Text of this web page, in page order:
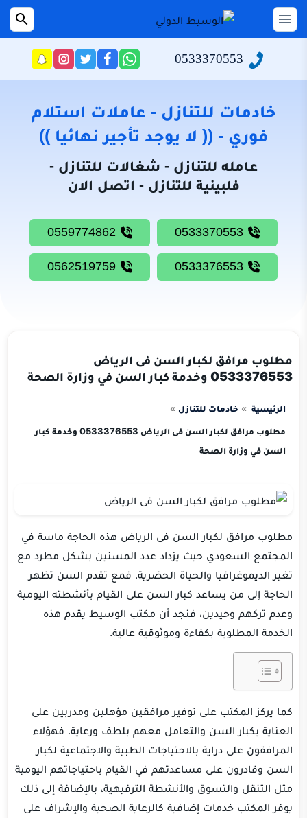
التجاوز
إلى
القائمة
الرئيسية
سياسة
الخصوصية
نحن
للتنازل
شغالات
للتنازل
بحث
0533370553
راسلنا
عبر
تابعنا
على
فيسبوك
تابعنا
على
تويتر
تابعنا
على
انستجرام
خادمات للتنازل - عاملات استلام
فوري - (( لا يوجد تأجير نهائيا ))
عامله للتنازل - شغالات للتنازل -
فلبينية للتنازل - اتصل الان
مطلوب مرافق لكبار السن فى الرياض
0533376553 وخدمة كبار السن في وزارة الصحة
الرئيسية خادمات للتنازل
مطلوب مرافق لكبار السن فى الرياض 0533376553 وخدمة كبار
السن في وزارة الصحة
مطلوب مرافق لكبار السن فى الرياض هذه الحاجة ماسة في
المجتمع السعودي حيث يزداد عدد المسنين بشكل مطرد مع
تغير الديموغرافيا والحياة الحضرية، فمع تقدم السن تظهر
الحاجة إلى من يساعد كبار السن على القيام بأنشطته اليومية
وعدم تركهم وحيدين، فنجد أن مكتب الوسيط يقدم هذه
الخدمة المطلوبة بكفاءة وموثوقية عالية.
كما يركز المكتب على توفير مرافقين مؤهلين ومدربين على
العناية بكبار السن والتعامل معهم بلطف ورعاية، فهؤلاء
المرافقون على دراية بالاحتياجات الطبية والاجتماعية لكبار
السن وقادرون على مساعدتهم في القيام باحتياجاتهم اليومية
مثل التنقل والتسوق والأنشطة الترفيهية، بالإضافة إلى ذلك
يوفر المكتب خدمات إضافية كالرعاية الصحية والإشراف على